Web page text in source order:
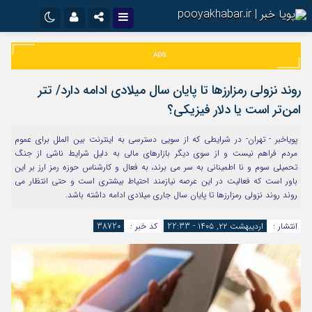
اینستاگرام
تلگرام
سروش
ایتا
آپارات
اپلیکیشن
نام کاربری یا نشانی ایمیل
رمز عبور
مرا به خاطر بسپار
روند نزولی رمزارزها تا پایان سال میلادی ادامه دارد/ تتر
امن‌تر است یا دلار فیزیکی؟
پویاخبر - تهران- در شرایطی که از سویی دسترسی به اینترنت بین الملل برای عموم
مردم فراهم نیست و از سوی دیگر بازارهای مالی به دلیل شرایط ناشی از جنگ
تحمیلی سوم و نا اطمینانی به سر می برند، به فعال و کارشناس حوزه رمز ارز بر این
باور است که فعالیت در این عرصه نیازمند احتیاط بیشتری است و حتی انتظار می
روند روند نزولی رمزارزها تا پایان سال جاری میلادی ادامه داشته باشد.
انتشار : اردیبهشت ۲۲, ۱۴۰۵ - 22:33 کد خبر : 38720